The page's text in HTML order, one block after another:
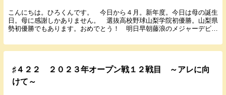
こんにちは。ひろくんです。 今日から４月。新年度。今日は母の誕生
日。母に感謝しかありません。 選抜高校野球山梨学院初優勝。山梨県
勢初優勝でもあります。おめでとう！ 明日早朝藤浪のメジャーデビュ
♯４２２ ２０２３年オープン戦１２戦目 ～アレに向
けて～